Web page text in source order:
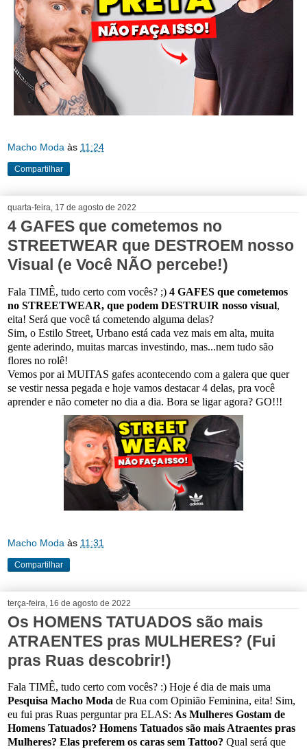
Macho Moda às 11:24
Compartilhar
quarta-feira, 17 de agosto de 2022
4 GAFES que cometemos no
STREETWEAR que DESTROEM nosso
Visual (e Você NÃO percebe!)
Fala TIMÊ, tudo certo com vocês? ;) 4 GAFES que cometemos
no STREETWEAR, que podem DESTRUIR nosso visual,
eita! Será que você tá cometendo alguma delas?
Sim, o Estilo Street, Urbano está cada vez mais em alta, muita
gente aderindo, muitas marcas investindo, mas...nem tudo são
flores no rolê!
Vemos por ai MUITAS gafes acontecendo com a galera que quer
se vestir nessa pegada e hoje vamos destacar 4 delas, pra você
aprender e não cometer no dia a dia. Bora se ligar agora? GO!!!
Macho Moda às 11:31
Compartilhar
terça-feira, 16 de agosto de 2022
Os HOMENS TATUADOS são mais
ATRAENTES pras MULHERES? (Fui
pras Ruas descobrir!)
Fala TIMÊ, tudo certo com vocês? :) Hoje é dia de mais uma
Pesquisa Macho Moda de Rua com Opinião Feminina, eita! Sim,
eu fui pras Ruas perguntar pra ELAS: As Mulheres Gostam de
Homens Tatuados? Homens Tatuados são mais Atraentes pras
Mulheres? Elas preferem os caras sem Tattoo? Qual será que